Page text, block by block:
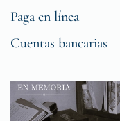
Paga en línea
Cuentas bancarias